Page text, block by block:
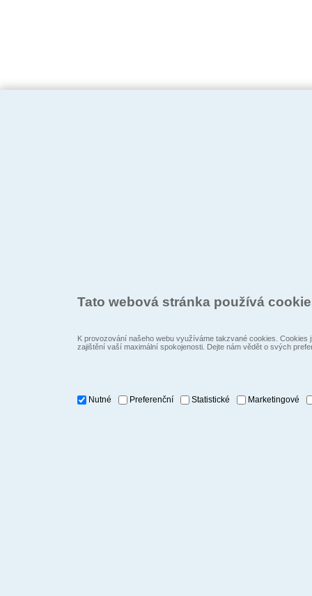
Tato webová stránka používá
K provozování našeho webu využíváme takzvané cookies.
zajištění vaší maximální spokojenosti. Dejte nám vědět o svých
Nutné Preferenční Statistické Marketingové